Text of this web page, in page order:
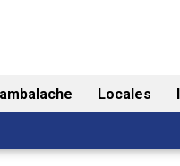
Locales